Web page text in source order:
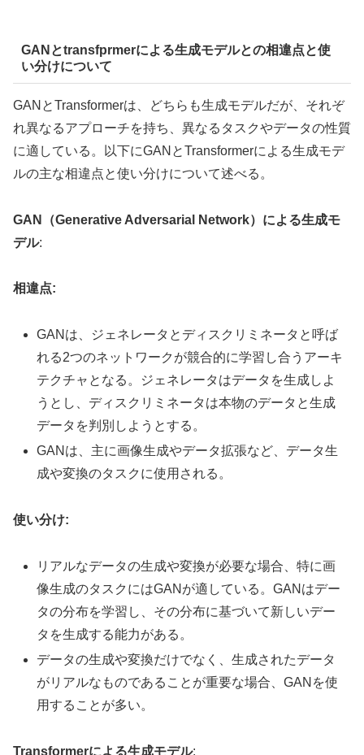
GANとtransfprmerによる生成モデルとの相違点と使
い分けについて
GANとTransformerは、どちらも生成モデルだが、それぞ
れ異なるアプローチを持ち、異なるタスクやデータの性質
に適している。以下にGANとTransformerによる生成モデ
ルの主な相違点と使い分けについて述べる。
GAN（Generative Adversarial Network）による生成モ
デル:
相違点:
GANは、ジェネレータとディスクリミネータと呼ば
れる2つのネットワークが競合的に学習し合うアーキ
テクチャとなる。ジェネレータはデータを生成しよ
うとし、ディスクリミネータは本物のデータと生成
データを判別しようとする。
GANは、主に画像生成やデータ拡張など、データ生
成や変換のタスクに使用される。
使い分け:
リアルなデータの生成や変換が必要な場合、特に画
像生成のタスクにはGANが適している。GANはデー
タの分布を学習し、その分布に基づいて新しいデー
タを生成する能力がある。
データの生成や変換だけでなく、生成されたデータ
がリアルなものであることが重要な場合、GANを使
用することが多い。
Transformerによる生成モデル: